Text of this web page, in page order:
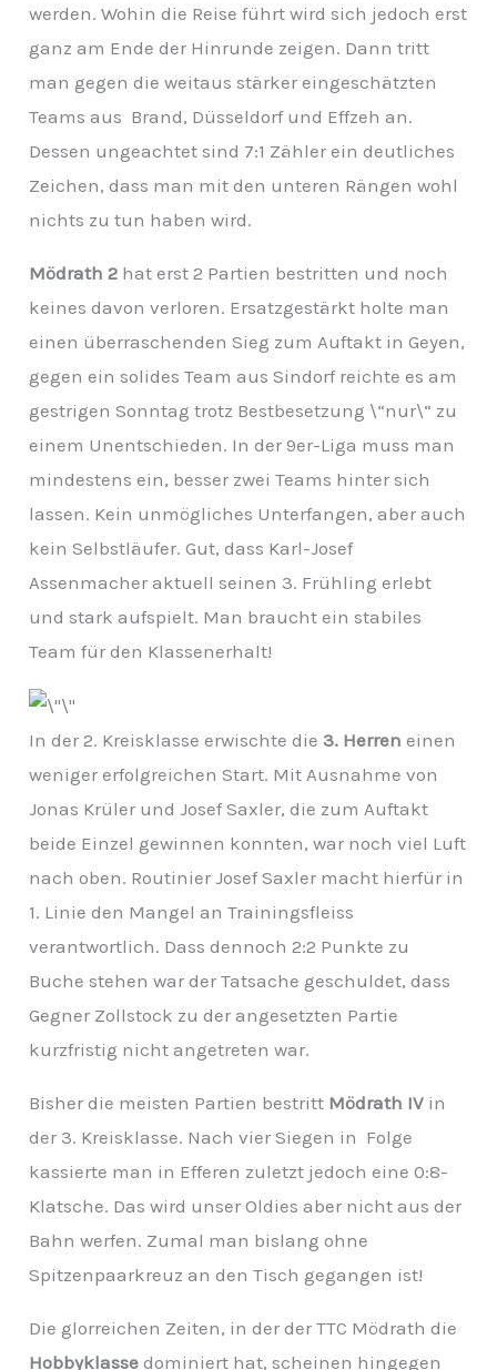
werden. Wohin die Reise führt wird sich jedoch erst
ganz am Ende der Hinrunde zeigen. Dann tritt
man gegen die weitaus stärker eingeschätzten
Teams aus Brand, Düsseldorf und Effzeh an.
Dessen ungeachtet sind 7:1 Zähler ein deutliches
Zeichen, dass man mit den unteren Rängen wohl
nichts zu tun haben wird.
Mödrath 2 hat erst 2 Partien bestritten und noch
keines davon verloren. Ersatzgestärkt holte man
einen überraschenden Sieg zum Auftakt in Geyen,
gegen ein solides Team aus Sindorf reichte es am
gestrigen Sonntag trotz Bestbesetzung \“nur\“ zu
einem Unentschieden. In der 9er-Liga muss man
mindestens ein, besser zwei Teams hinter sich
lassen. Kein unmögliches Unterfangen, aber auch
kein Selbstläufer. Gut, dass Karl-Josef
Assenmacher aktuell seinen 3. Frühling erlebt
und stark aufspielt. Man braucht ein stabiles
Team für den Klassenerhalt!
In der 2. Kreisklasse erwischte die 3. Herren einen
weniger erfolgreichen Start. Mit Ausnahme von
Jonas Krüler und Josef Saxler, die zum Auftakt
beide Einzel gewinnen konnten, war noch viel Luft
nach oben. Routinier Josef Saxler macht hierfür in
1. Linie den Mangel an Trainingsfleiss
verantwortlich. Dass dennoch 2:2 Punkte zu
Buche stehen war der Tatsache geschuldet, dass
Gegner Zollstock zu der angesetzten Partie
kurzfristig nicht angetreten war.
Bisher die meisten Partien bestritt Mödrath IV in
der 3. Kreisklasse. Nach vier Siegen in Folge
kassierte man in Efferen zuletzt jedoch eine 0:8-
Klatsche. Das wird unser Oldies aber nicht aus der
Bahn werfen. Zumal man bislang ohne
Spitzenpaarkreuz an den Tisch gegangen ist!
Die glorreichen Zeiten, in der der TTC Mödrath die
Hobbyklasse dominiert hat, scheinen hingegen